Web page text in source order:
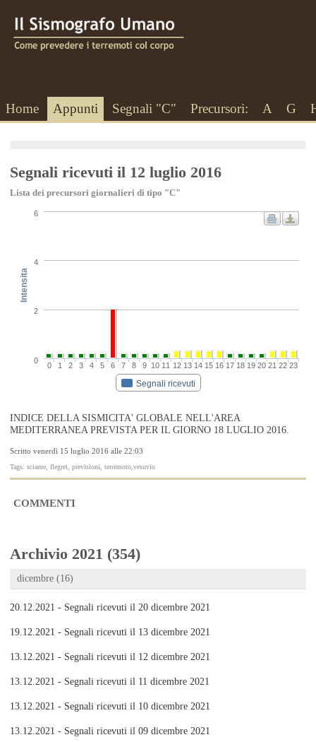
Home Appunti Segnali "C" Precursori: A G
Segnali ricevuti il 12 luglio 2016
Lista dei precursori giornalieri di tipo "C"
Intensita
Segnali ricevuti
0 1 2 3 4 5 6 7 8 9 10 11 12 13 14 15 16 17 18 19 20 21 22 23
0
2
4
6
INDICE DELLA SISMICITA' GLOBALE NELL'AREA
MEDITERRANEA PREVISTA PER IL GIORNO 18 LUGLIO 2016.
Scritto venerdì 15 luglio 2016 alle 22:03
Tags: sciame, flegrei, previsioni, terremoto,vesuvio
COMMENTI
Archivio 2021 (354)
dicembre (16)
20.12.2021 - Segnali ricevuti il 20 dicembre 2021
19.12.2021 - Segnali ricevuti il 13 dicembre 2021
13.12.2021 - Segnali ricevuti il 12 dicembre 2021
13.12.2021 - Segnali ricevuti il 11 dicembre 2021
13.12.2021 - Segnali ricevuti il 10 dicembre 2021
13.12.2021 - Segnali ricevuti il 09 dicembre 2021